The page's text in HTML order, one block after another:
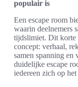
populair is
Een escape room
waarin deelnemers
tijdslimiet. Dit korte
concept: verhaal,
samen spanning en
duidelijke escape
iedereen zich op